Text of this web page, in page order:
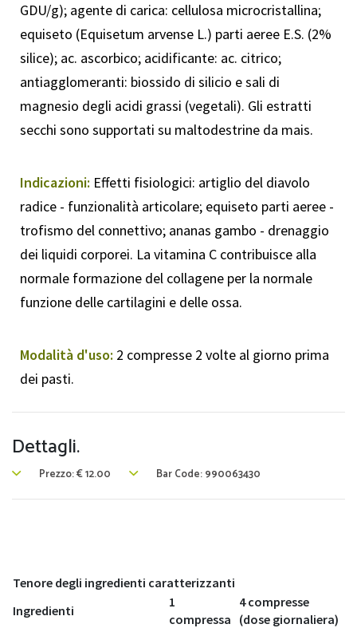
GDU/g); agente di carica: cellulosa microcristallina;
equiseto (Equisetum arvense L.) parti aeree E.S. (2%
silice); ac. ascorbico; acidificante: ac. citrico;
antiagglomeranti: biossido di silicio e sali di
magnesio degli acidi grassi (vegetali). Gli estratti
secchi sono supportati su maltodestrine da mais.
Indicazioni: Effetti fisiologici: artiglio del diavolo
radice - funzionalità articolare; equiseto parti aeree -
trofismo del connettivo; ananas gambo - drenaggio
dei liquidi corporei. La vitamina C contribuisce alla
normale formazione del collagene per la normale
funzione delle cartilagini e delle ossa.
Modalità d'uso: 2 compresse 2 volte al giorno prima
dei pasti.
Dettagli.
Prezzo:€12.00 Bar Code: 990063430
Tenore degli ingredienti caratterizzanti
Ingredienti
1
compressa
4 compresse
(dose giornaliera)